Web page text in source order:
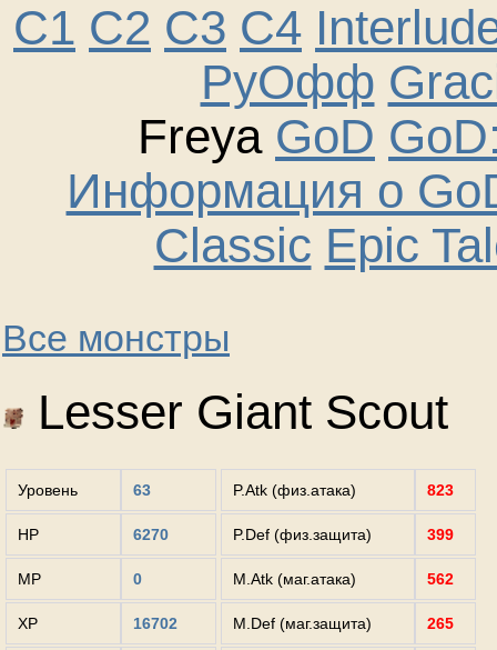
C1 C2 C3 C4
РуОфф
Freya GoD
Информация о
Classic Epic
Все монстры
Lesser Giant Scout
Уровень 63
HP 6270
MP 0
XP 16702
P.Atk (физ.атака) 823
P.Def (физ.защита) 399
M.Atk (маг.атака) 562
M.Def (маг.защита) 265